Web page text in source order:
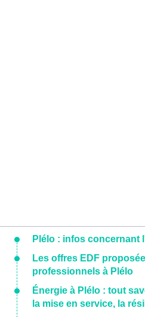
Plélo : infos concernant
Les offres EDF
professionnels à Plélo
Énergie à Plélo : tout
la mise en service, la